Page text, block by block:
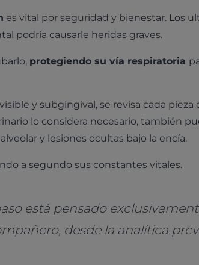
es vital por seguridad y bienestar. Los
podría causarle heridas graves.
protegiendo su vía respiratoria
y subgingival, se revisa cada
lo considera necesario, también
y lesiones ocultas bajo la encía.
a segundo sus constantes vitales.
está pensado
desde la analítica